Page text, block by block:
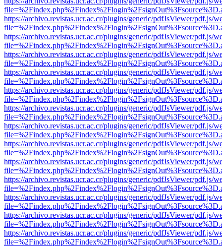
https://archivo.revistas.ucr.ac.cr/plugins/generic/pdfJsViewer/pdf.js/
https://archivo.revistas.ucr.ac.cr/plugins/generic/pdfJsViewer/pdf.js/
https://archivo.revistas.ucr.ac.cr/plugins/generic/pdfJsViewer/pdf.js/
https://archivo.revistas.ucr.ac.cr/plugins/generic/pdfJsViewer/pdf.js/
https://archivo.revistas.ucr.ac.cr/plugins/generic/pdfJsViewer/pdf.js/
https://archivo.revistas.ucr.ac.cr/plugins/generic/pdfJsViewer/pdf.js/
https://archivo.revistas.ucr.ac.cr/plugins/generic/pdfJsViewer/pdf.js/
https://archivo.revistas.ucr.ac.cr/plugins/generic/pdfJsViewer/pdf.js/
https://archivo.revistas.ucr.ac.cr/plugins/generic/pdfJsViewer/pdf.js/
https://archivo.revistas.ucr.ac.cr/plugins/generic/pdfJsViewer/pdf.js/
https://archivo.revistas.ucr.ac.cr/plugins/generic/pdfJsViewer/pdf.js/
https://archivo.revistas.ucr.ac.cr/plugins/generic/pdfJsViewer/pdf.js/
https://archivo.revistas.ucr.ac.cr/plugins/generic/pdfJsViewer/pdf.js/